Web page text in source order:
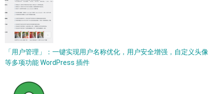
「用户管理」：一键实现用户名称优化，用户安全增强，自定义头像
等多项功能 WordPress 插件